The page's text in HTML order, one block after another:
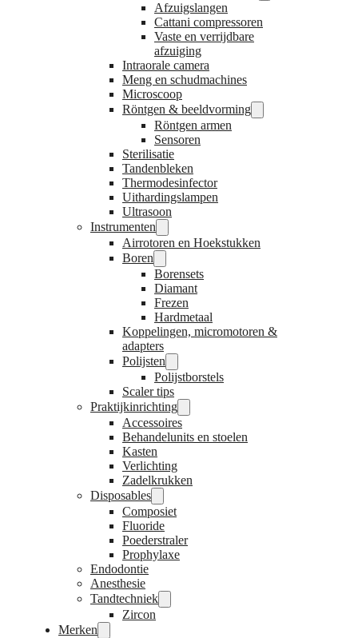
Afzuigslangen
Cattani compressoren
Vaste en verrijdbare
afzuiging
Intraorale camera
Meng en schudmachines
Microscoop
Röntgen & beeldvorming
Röntgen armen
Sensoren
Sterilisatie
Tandenbleken
Thermodesinfector
Uithardingslampen
Ultrasoon
Instrumenten
Airrotoren en Hoekstukken
Boren
Borensets
Diamant
Frezen
Hardmetaal
Koppelingen, micromotoren &
adapters
Polijsten
Polijstborstels
Scaler tips
Praktijkinrichting
Accessoires
Behandelunits en stoelen
Kasten
Verlichting
Zadelkrukken
Disposables
Composiet
Fluoride
Poederstraler
Prophylaxe
Endodontie
Anesthesie
Tandtechniek
Zircon
Merken